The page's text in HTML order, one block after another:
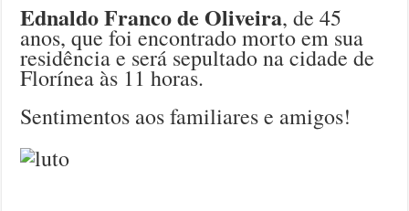
Ednaldo Franco de Oliveira, de 45
anos, que foi encontrado morto em sua
residência e será sepultado na cidade de
Florínea às 11 horas.
Sentimentos aos familiares e amigos!